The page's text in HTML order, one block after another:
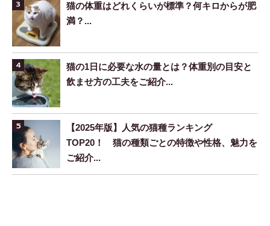
猫の体重はどれくらいが標準？何キロからが肥
満？...
猫の1日に必要な水の量とは？体重別の目安と
飲ませ方の工夫をご紹介...
【2025年版】人気の猫種ランキング
TOP20！ 猫の種類ごとの特徴や性格、魅力を
ご紹介...